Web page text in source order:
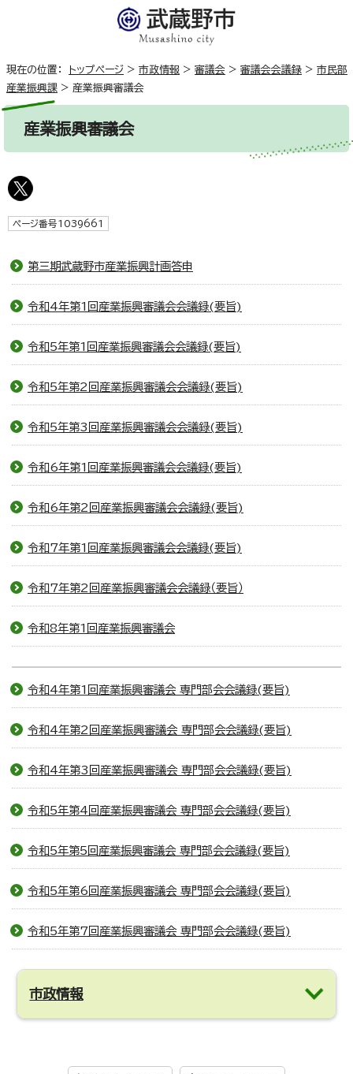
現在の位置： トップページ > 市政情報 > 審議会 > 審議会会議録 > 市民部
産業振興課 > 産業振興審議会
産業振興審議会
ページ番号1039661
第三期武蔵野市産業振興計画答申
令和4年第1回産業振興審議会会議録(要旨)
令和5年第1回産業振興審議会会議録(要旨)
令和5年第2回産業振興審議会会議録(要旨)
令和5年第3回産業振興審議会会議録(要旨)
令和6年第1回産業振興審議会会議録(要旨)
令和6年第2回産業振興審議会会議録(要旨)
令和7年第1回産業振興審議会会議録(要旨)
令和7年第2回産業振興審議会会議録（要旨）
令和8年第1回産業振興審議会
令和4年第1回産業振興審議会 専門部会会議録(要旨)
令和4年第2回産業振興審議会 専門部会会議録(要旨)
令和4年第3回産業振興審議会 専門部会会議録(要旨)
令和5年第4回産業振興審議会 専門部会会議録(要旨)
令和5年第5回産業振興審議会 専門部会会議録(要旨)
令和5年第6回産業振興審議会 専門部会会議録(要旨)
令和5年第7回産業振興審議会 専門部会会議録(要旨)
市政情報